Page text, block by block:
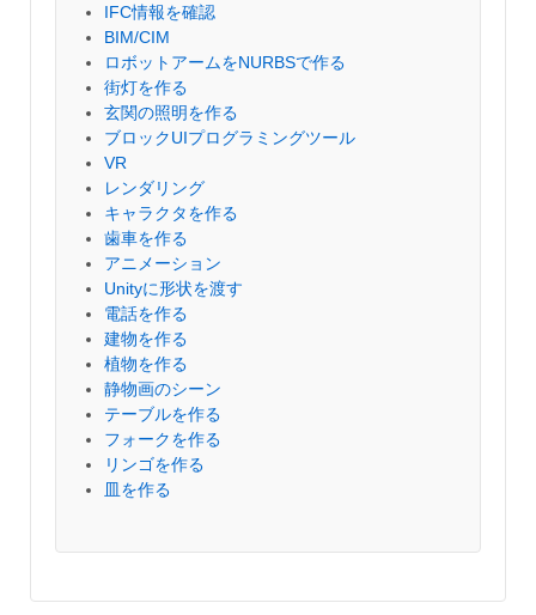
IFC情報を確認
BIM/CIM
ロボットアームをNURBSで作る
街灯を作る
玄関の照明を作る
ブロックUIプログラミングツール
VR
レンダリング
キャラクタを作る
歯車を作る
アニメーション
Unityに形状を渡す
電話を作る
建物を作る
植物を作る
静物画のシーン
テーブルを作る
フォークを作る
リンゴを作る
皿を作る